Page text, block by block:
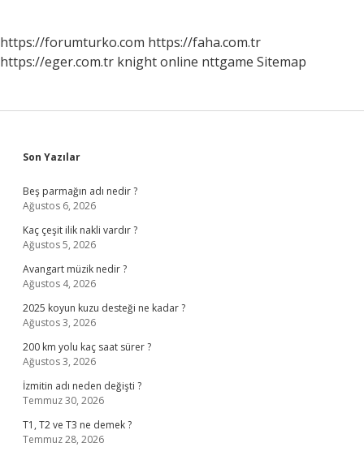
https://forumturko.com https://faha.com.tr
https://eger.com.tr knight online nttgame Sitemap
Sidebar
Son Yazılar
Beş parmağın adı nedir ?
Ağustos 6, 2026
Kaç çeşit ilik nakli vardır ?
Ağustos 5, 2026
Avangart müzik nedir ?
Ağustos 4, 2026
2025 koyun kuzu desteği ne kadar ?
Ağustos 3, 2026
200 km yolu kaç saat sürer ?
Ağustos 3, 2026
İzmitin adı neden değişti ?
Temmuz 30, 2026
T1, T2 ve T3 ne demek ?
Temmuz 28, 2026